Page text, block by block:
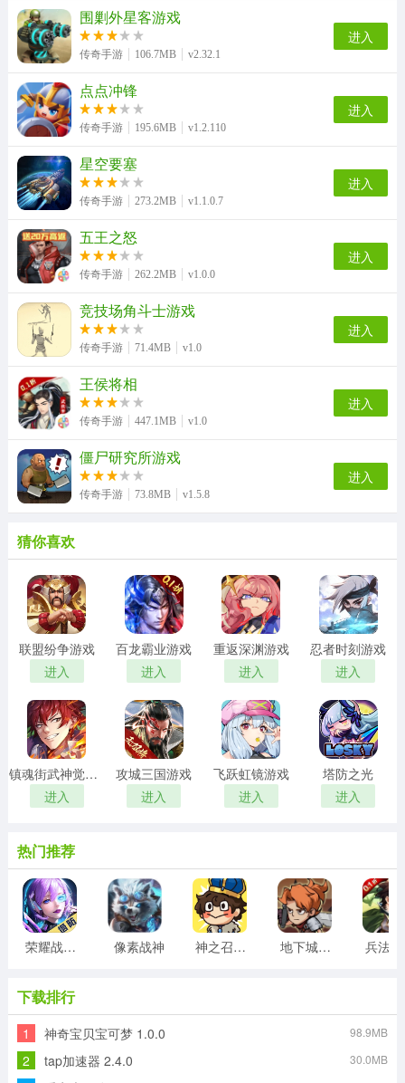
围剿外星客游戏
传奇手游 106.7MB v2.32.1
进入
点点冲锋
传奇手游 195.6MB v1.2.110
进入
星空要塞
传奇手游 273.2MB v1.1.0.7
进入
五王之怒
传奇手游 262.2MB v1.0.0
进入
竞技场角斗士游戏
传奇手游 71.4MB v1.0
进入
王侯将相
传奇手游 447.1MB v1.0
进入
僵尸研究所游戏
传奇手游 73.8MB v1.5.8
进入
猜你喜欢
联盟纷争游戏
进入
百龙霸业游戏
进入
重返深渊游戏
进入
忍者时刻游戏
进入
镇魂街武神觉醒游戏
进入
攻城三国游戏
进入
飞跃虹镜游戏
进入
塔防之光
进入
热门推荐
荣耀战争游戏 像素战神 神之召唤游戏 地下城与领主
下载排行
1 神奇宝贝宝可梦 1.0.0 98.9MB
2 tap加速器 2.4.0 30.0MB